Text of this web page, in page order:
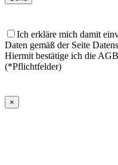
Ich erkläre mich damit
Daten gemäß der Seite
Hiermit bestätige ich die
(*Pflichtfelder)
×